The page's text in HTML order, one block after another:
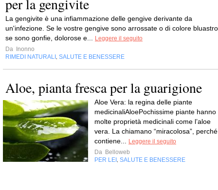
per la gengivite
La gengivite è una infiammazione delle gengive derivante da
un'infezione. Se le vostre gengive sono arrossate o di colore
se sono gonfie, dolorose e...
Leggere il seguito
Da
Inonno
RIMEDI NATURALI
SALUTE E BENESSERE
Aloe, pianta fresca per la guarigione
Aloe Vera: la regina delle piante
medicinaliAloePochissime piante hanno
molte proprietà medicinali come l’aloe
vera. La chiamano “miracolosa”, perché
contiene...
Leggere il seguito
Da Belloweb
PER LEI
SALUTE E BENESSERE